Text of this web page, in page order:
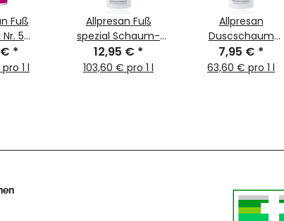
Fuß
5
Spray
*
1 l
Allpresan Fuß
spezial Schaum-
Creme 3 Winter Edt.
Eukalyptus 125ml
12,95 € *
103,60 € pro 1 l
Allpresan
Duscschaum
HYDRO SHOWER Edt.
Eukalyptus 125ml
7,95 € *
63,60 € pro 1 l